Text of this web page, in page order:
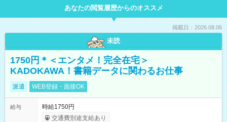
あなたの閲覧履歴からのオススメ
掲載日：2026.08.06
未読
1750円＊＜エンタメ！完全在宅＞
KADOKAWA！書籍データに関わるお仕事
派遣 WEB登録・面接OK
給与
時給1750円
交通費別途支給あり